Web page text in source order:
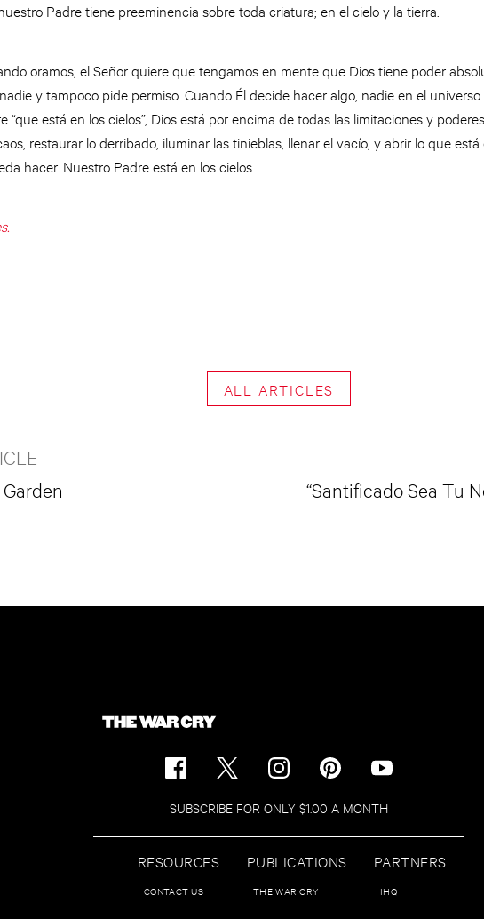
Padre tiene preeminencia sobre toda criatura; en el cielo y la tierra.
oramos, el Señor quiere que tengamos en mente que Dios tiene poder
y tampoco pide permiso. Cuando Él decide hacer algo, nadie en el
“que está en los cielos”, Dios está por encima de todas las limitaciones y
restaurar lo derribado, iluminar las tinieblas, llenar el vacío, y abrir lo que
hacer. Nuestro Padre está en los cielos.
ALL ARTICLES
“Santificado Sea Tu
SUBSCRIBE FOR ONLY $1.00 A MONTH
RESOURCES
CONTACT US
PUBLICATIONS
THE WAR CRY
PARTNERS
IHQ